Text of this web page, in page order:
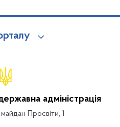
адміністрація
Просвіти, 1